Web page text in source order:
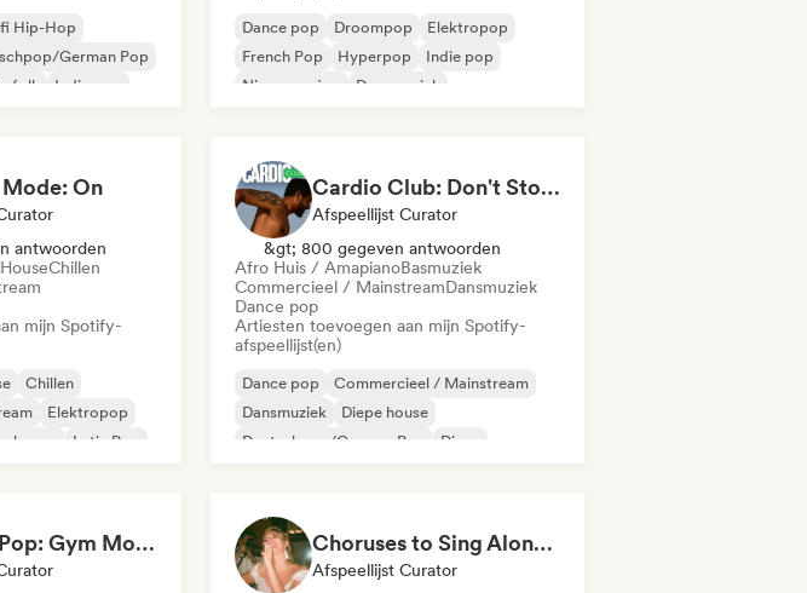
Hip-Hop
German Pop
folk Indie pop
Dance pop Droompop
Elektropop
French Pop
Hyperpop
Indie pop
Nieuwe scène
Dansmuziek
On
antwoorden
Chillen
mijn Spotify-
Chillen
Elektropop
pop Latin Pop
Cardio Club: Don't Stop! 💦
Afspeellijst Curator
&gt; 800 gegeven antwoorden
Afro Huis / AmapianoBasmuziek
Commercieel / MainstreamDansmuziek
Dance pop
Artiesten toevoegen aan mijn Spotify-
afspeellijst(en)
Dance pop
Commercieel / Mainstream
Dansmuziek
Diepe house
Deutschpop/German Pop
Disco
Sweat & Pop: Gym Mode 💦 Choruses to Sing Along To
Afspeellijst Curator